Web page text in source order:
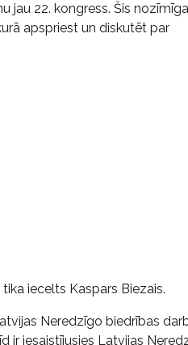
jau 22. kongress. Šis
apspriest un diskutēt par
iecelts Kaspars Biezais.
Neredzīgo biedrības
ir iesaistījusies Latvijas